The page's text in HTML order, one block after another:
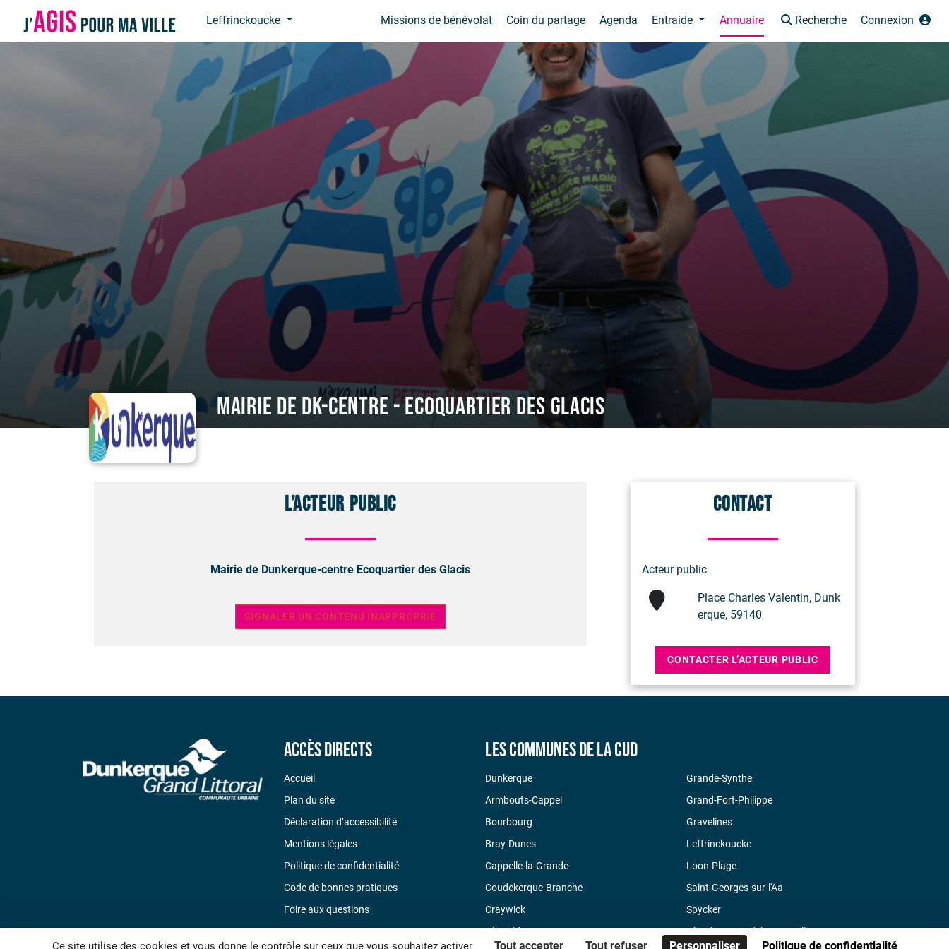
Leffrinckoucke Missions de bénévolat Coin du partage Agenda Entraide Annuaire Recherche Connexion
MAIRIE DE DK-CENTRE - Ecoquartier des Glacis
L’acteur public
Mairie de Dunkerque-centre Ecoquartier des Glacis
SIGNALER UN CONTENU INAPPROPRIÉ
Contact
Acteur public
Place Charles Valentin, Dunk
erque, 59140
CONTACTER L’ACTEUR PUBLIC
Accès directs
Accueil
Plan du site
Déclaration d’accessibilité
Mentions légales
Politique de confidentialité
Code de bonnes pratiques
Foire aux questions
Nous contacter
Les communes de la CUD
Dunkerque
Armbouts-Cappel
Bourbourg
Bray-Dunes
Cappelle-la-Grande
Coudekerque-Branche
Craywick
Ghyvelde
Grande-Synthe
Grand-Fort-Philippe
Gravelines
Leffrinckoucke
Loon-Plage
Saint-Georges-sur-l'Aa
Spycker
Téteghem-Coudekerque-Village
Panneau de gestion des cookies
Ce site utilise des cookies et vous donne le contrôle sur ceux que vous souhaitez activer Tout accepter Tout refuser Personnaliser Politique de confidentialité